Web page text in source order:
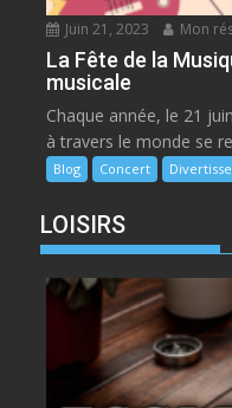
Juin 21, 2023 Mon
La Fête de la
musicale
Chaque année, le 21
à travers le monde se
Blog Concert
LOISIRS